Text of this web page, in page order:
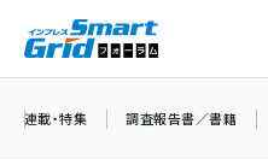
ン
スマー
連載・特集 調査報告書／書籍